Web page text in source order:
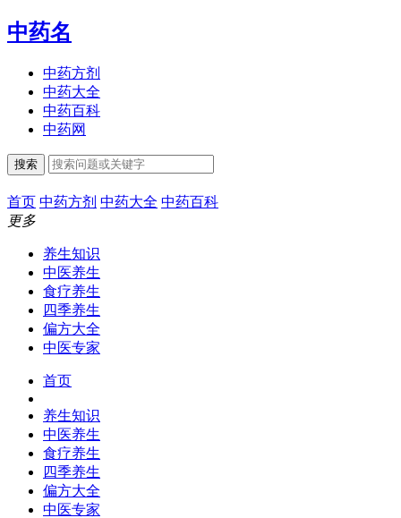
中药名
中药方剂
中药大全
中药百科
中药网
搜索
首页 中药方剂 中药大全 中药百科
更多
养生知识
中医养生
食疗养生
四季养生
偏方大全
中医专家
首页
养生知识
中医养生
食疗养生
四季养生
偏方大全
中医专家